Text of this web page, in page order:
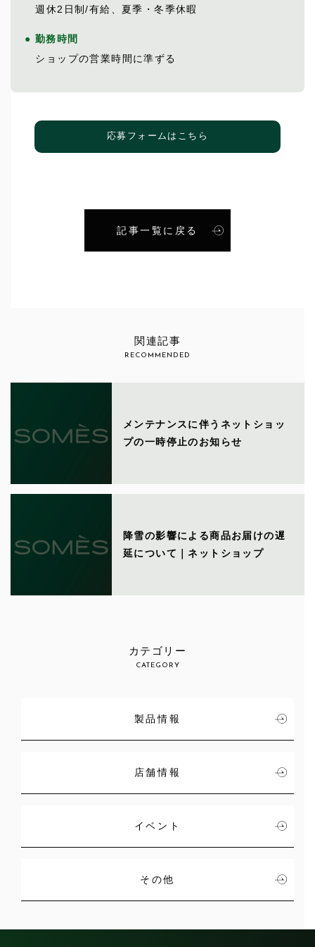
週休2日制/有給、夏季・冬季休暇
● 勤務時間
ショップの営業時間に準ずる
応募フォームはこちら
記事一覧に戻る
関連記事
RECOMMENDED
メンテナンスに伴うネットショッ
プの一時停止のお知らせ
降雪の影響による商品お届けの遅
延について｜ネットショップ
カテゴリー
CATEGORY
製品情報
店舗情報
イベント
その他